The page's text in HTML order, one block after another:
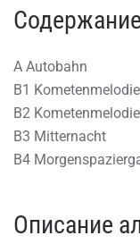
Содержание
A Autobahn
B1
B2
B3 Mitternacht
B4
Описание